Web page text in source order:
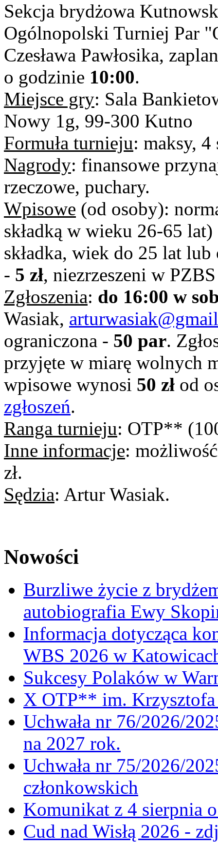
Sekcja brydżowa
Ogólnopolski Turniej Par
Czesława Pawłosika,
o godzinie 10:00.
Miejsce gry: Sala
Nowy 1g, 99-300 Kutno
Formuła turnieju: maksy, 4
Nagrody: finansowe
rzeczowe, puchary.
Wpisowe (od osoby):
składką w wieku 26-65
składka, wiek do 25 lat
- 5 zł, niezrzeszeni w
Zgłoszenia: do 16:00 w
Wasiak,
ograniczona - 50 par.
przyjęte w miarę wolnych
wpisowe wynosi 50 zł od
zgłoszeń.
Ranga turnieju: OTP**
Inne informacje:
zł.
Sędzia: Artur Wasiak.
Nowości
Burzliwe życie z
autobiografia Ewy
Informacja dotycząca
WBS 2026 w
Sukcesy Polaków w
X OTP** im. Krzysztofa
Uchwała nr 76/2026/
na 2027 rok.
Uchwała nr 75/2026/
członkowskich
Komunikat z 4 sierpnia
Cud nad Wisłą 2026 -